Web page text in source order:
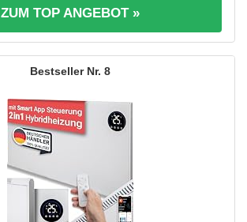
ZUM TOP ANGEBOT »
8